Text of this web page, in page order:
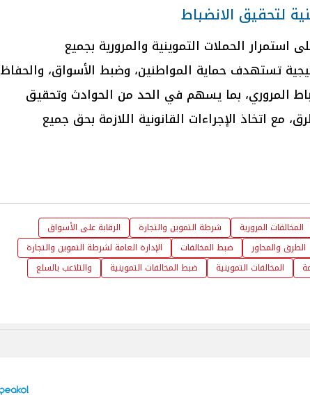
لتحقيق الانضباط
استمرار الحملات التموينية والمرورية بجميع
تستهدف حماية المواطنين، وضبط الأسواق، والحفاظ
المروري، بما يسهم في الحد من الحوادث وتحقيق
مع اتخاذ الإجراءات القانونية اللازمة بحق جميع
المخالفات المرورية شرطة التموين والتجارة
الرقابة على الأسواق
الطرق والمحاور ضبط المخالفات
الإدارة العامة لشرطة التموين والتجارة
المخالفات التموينية ضبط المخالفات التموينية
والتلاعب بالسلع